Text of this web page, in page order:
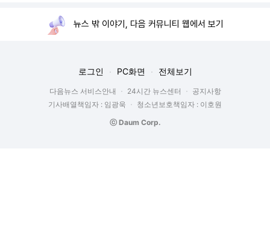
뉴스 밖 이야기, 다음 커뮤니티 웹에서 보기
로그인 PC화면 전체보기
다음뉴스 서비스안내 24시간 뉴스센터
공지사항
기사배열책임자 : 임광욱
청소년보호책임자 : 이호원
ⓒ Daum Corp.